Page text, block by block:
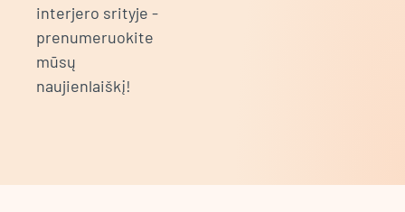
interjero srityje -
prenumeruokite
mūsų
naujienlaiškį!